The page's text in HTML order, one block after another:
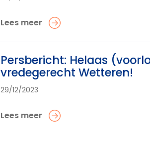
Lees meer
Persbericht: Helaas
vredegerecht Wetteren!
29/12/2023
Lees meer